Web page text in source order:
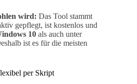
wird: Das Tool stammt
gepflegt, ist kostenlos und
10 als auch unter
ist es für die meisten
per Skript